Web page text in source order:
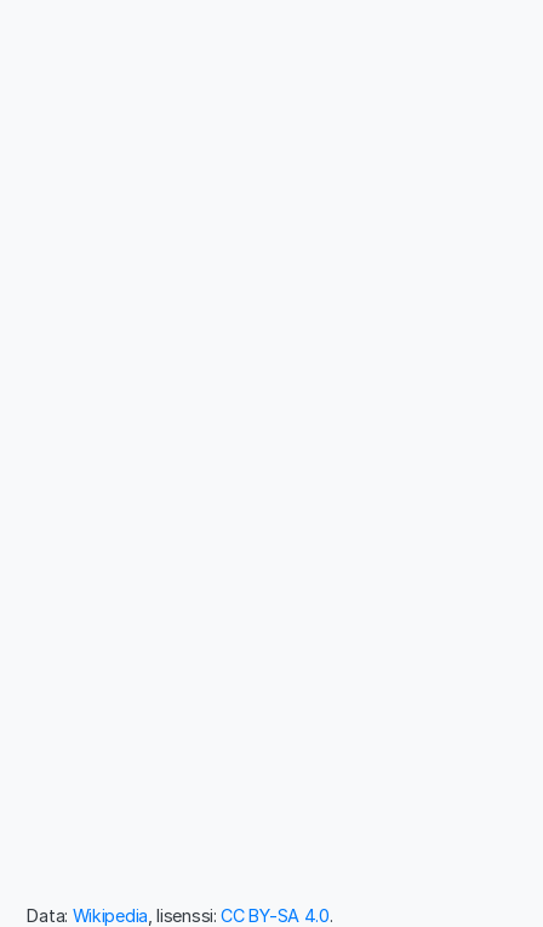
Data: Wikipedia , lisenssi:CC BY-SA 4.0.